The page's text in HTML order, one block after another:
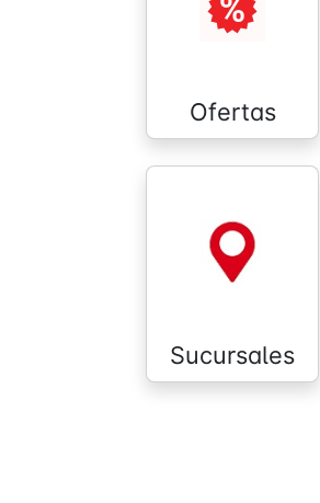
Ofertas
Sucursales